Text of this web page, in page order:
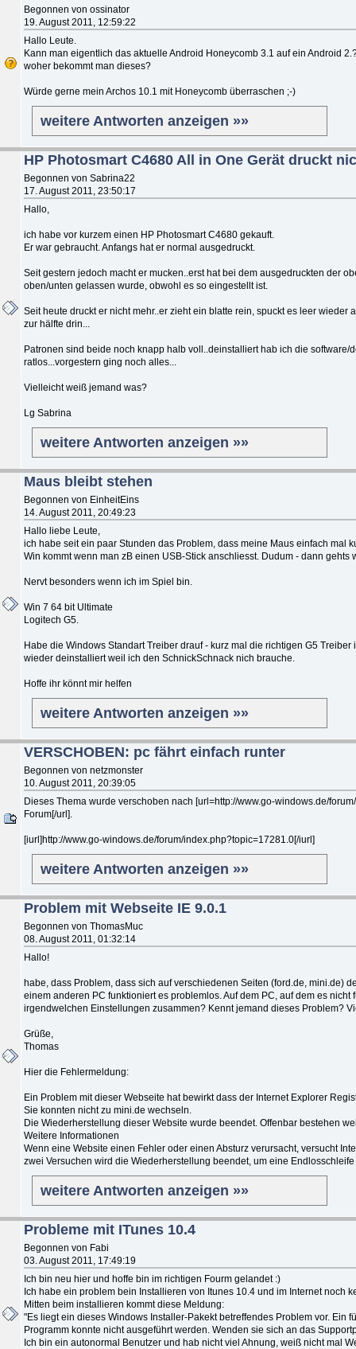
Begonnen von ossinator
19. August 2011, 12:59:22
Hallo Leute.
Kann man eigentlich das aktuelle Android Honeycomb 3.1 auf ein Android
woher bekommt man dieses?
Würde gerne mein Archos 10.1 mit Honeycomb überraschen ;-)
weitere Antworten anzeigen »»
HP Photosmart C4680 All in One Gerät druckt
Begonnen von Sabrina22
17. August 2011, 23:50:17
Hallo,
ich habe vor kurzem einen HP Photosmart C4680 gekauft.
Er war gebraucht. Anfangs hat er normal ausgedruckt.
Seit gestern jedoch macht er mucken..erst hat bei dem ausgedruckten der
oben/unten gelassen wurde, obwohl es so eingestellt ist.
Seit heute druckt er nicht mehr..er zieht ein blatte rein, spuckt es leer
zur hälfte drin...
Patronen sind beide noch knapp halb voll..deinstalliert hab ich die
ratlos...vorgestern ging noch alles...
Vielleicht weiß jemand was?
Lg Sabrina
weitere Antworten anzeigen »»
Maus bleibt stehen
Begonnen von EinheitEins
14. August 2011, 20:49:23
Hallo liebe Leute,
ich habe seit ein paar Stunden das Problem, dass meine Maus einfach mal
Win kommt wenn man zB einen USB-Stick anschliesst. Dudum - dann gehts
Nervt besonders wenn ich im Spiel bin.
Win 7 64 bit Ultimate
Logitech G5.
Habe die Windows Standart Treiber drauf - kurz mal die richtigen G5
wieder deinstalliert weil ich den SchnickSchnack nich brauche.
Hoffe ihr könnt mir helfen
weitere Antworten anzeigen »»
VERSCHOBEN: pc fährt einfach runter
Begonnen von netzmonster
10. August 2011, 20:39:05
Dieses Thema wurde verschoben nach [url=http://www.go-windows.de/
Forum[/url].
[iurl]http://www.go-windows.de/forum/index.php?topic=17281.0[/iurl]
weitere Antworten anzeigen »»
Problem mit Webseite IE 9.0.1
Begonnen von ThomasMuc
08. August 2011, 01:32:14
Hallo!
habe, dass Problem, dass sich auf verschiedenen Seiten (ford.de, mini.de)
einem anderen PC funktioniert es problemlos. Auf dem PC, auf dem es nicht
irgendwelchen Einstellungen zusammen? Kennt jemand dieses Problem?
Grüße,
Thomas
Hier die Fehlermeldung:
Ein Problem mit dieser Webseite hat bewirkt dass der Internet Explorer
Sie konnten nicht zu mini.de wechseln.
Die Wiederherstellung dieser Website wurde beendet. Offenbar bestehen
Weitere Informationen
Wenn eine Website einen Fehler oder einen Absturz verursacht, versucht
zwei Versuchen wird die Wiederherstellung beendet, um eine
weitere Antworten anzeigen »»
Probleme mit ITunes 10.4
Begonnen von Fabi
03. August 2011, 17:49:19
Ich bin neu hier und hoffe bin im richtigen Fourm gelandet :)
Ich habe ein problem bein Installieren von Itunes 10.4 und im Internet noch
Mitten beim installieren kommt diese Meldung:
"Es liegt ein dieses Windows Installer-Pakekt betreffendes Problem vor. Ein
Programm konnte nicht ausgeführt werden. Wenden sie sich an das
Ich bin ein autonormal Benutzer und hab nicht viel Ahnung, weiß nicht mal